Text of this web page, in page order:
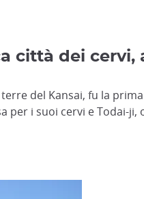
città dei
del Kansai, fu la
per i suoi cervi e Todai-